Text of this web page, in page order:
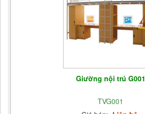
Giường nội trú G001
TVG001